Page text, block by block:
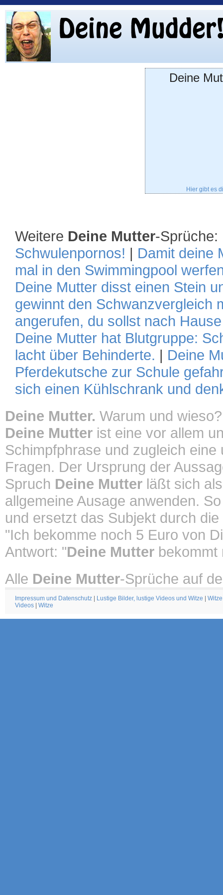
Deine
Hier gibt es
Weitere Deine Mutter-Sprüche:
Schwulenpornos! | Damit deine
mal in den Swimmingpool
Deine Mutter disst einen Stein
gewinnt den Schwanzvergleich
angerufen, du sollst nach
Deine Mutter hat Blutgruppe:
lacht über Behinderte. | Deine
Pferdekutsche zur Schule
sich einen Kühlschrank und
Deine Mutter. Warum und wieso?
Deine Mutter ist eine vor allem
Schimpfphrase und zugleich
Fragen. Der Ursprung der
Spruch Deine Mutter läßt sich
allgemeine Ausage anwenden.
und ersetzt das Subjekt durch
"Ich bekomme noch 5 Euro von
Antwort: "Deine Mutter bekommt
Alle Deine Mutter-Sprüche auf
Impressum und Datenschutz Lustige Bilder, lustige Videos und Witze Witze
Videos
Witze